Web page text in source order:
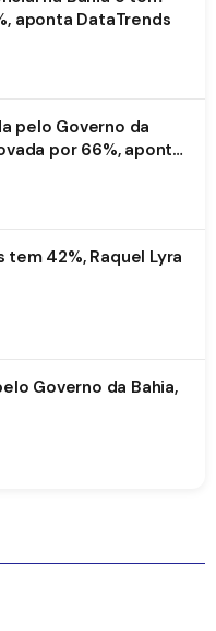
aponta DataTrends
pelo Governo da
por 66%, aponta
tem 42%, Raquel Lyra
Governo da Bahia,